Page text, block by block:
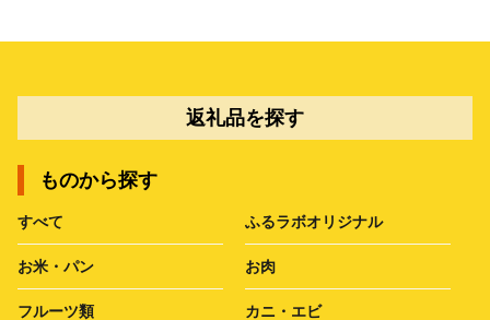
返礼品を探す
ものから探す
すべて ふるラボオリジナル
お米・パン お肉
フルーツ類 カニ・エビ